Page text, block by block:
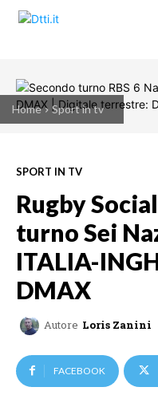
Home Sport in tv
SPORT IN TV
Rugby
turno Sei
ITALIA-
DMAX
Autore Loris Zanini
FACEBOOK